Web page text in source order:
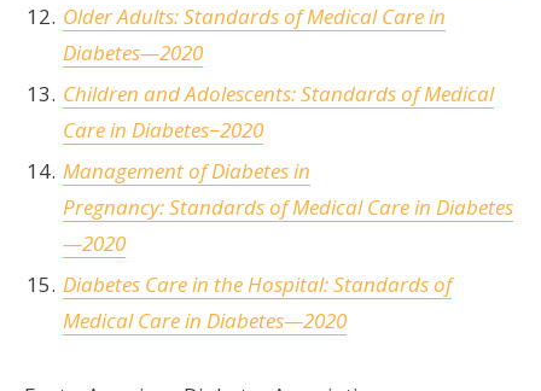
Older Adults:Standards of Medical Care in
Diabetes—2020
Children and Adolescents:Standards of Medical
Care in Diabetes−2020
Management of Diabetes in
Pregnancy:Standards of Medical Care in Diabetes
—2020
Diabetes Care in the Hospital:Standards of
Medical Care in Diabetes—2020